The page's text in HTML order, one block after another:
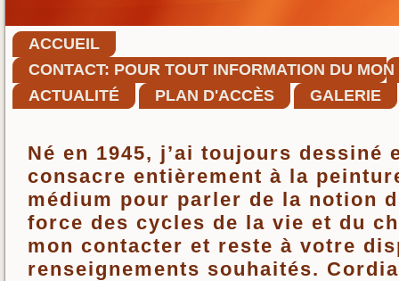
ACCUEIL
CONTACT: POUR TOUT INFORMATION DU
CONVENANT.DANIEL@WANADOO.FR
ACTUALITÉ PLAN D'ACCÈS GALERIE
Né en 1945, j’ai toujours dessiné
consacre entièrement à la
médium pour parler de la notion
force des cycles de la vie et du
mon contacter et reste à votre
renseignements souhaités.